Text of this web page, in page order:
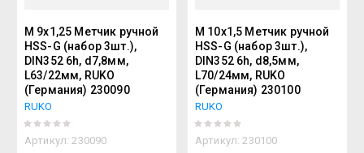
М 9х1,25 Метчик ручной
HSS-G (набор 3шт.),
DIN352 6h, d7,8мм,
L63/22мм, RUKO
(Германия) 230090
RUKO
Артикул: 230090
М 10х1,5 Метчик ручной
HSS-G (набор 3шт.),
DIN352 6h, d8,5мм,
L70/24мм, RUKO
(Германия) 230100
RUKO
Артикул: 230100